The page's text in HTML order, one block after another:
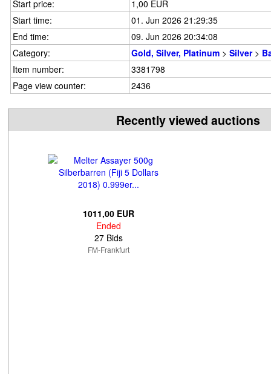
Start price:
1,00 EUR
Start time:
01. Jun 2026 21:29:35
End time:
09. Jun 2026 20:34:08
Category:
Gold, Silver, Platinum > Silver>
Item number:
3381798
Page view counter:
2436
Recently viewed auctions
1011,00 EUR
Ended
27 Bids
FM-Frankfurt